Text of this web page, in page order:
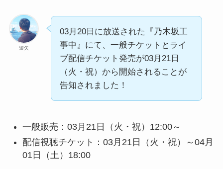
短矢
03月20日に放送された『乃木坂工
事中』にて、一般チケットとライ
ブ配信チケット発売が03月21日
（火・祝）から開始されることが
告知されました！
一般販売：03月21日（火・祝）12:00～
配信視聴チケット：03月21日（火・祝）～04月
01日（土）18:00